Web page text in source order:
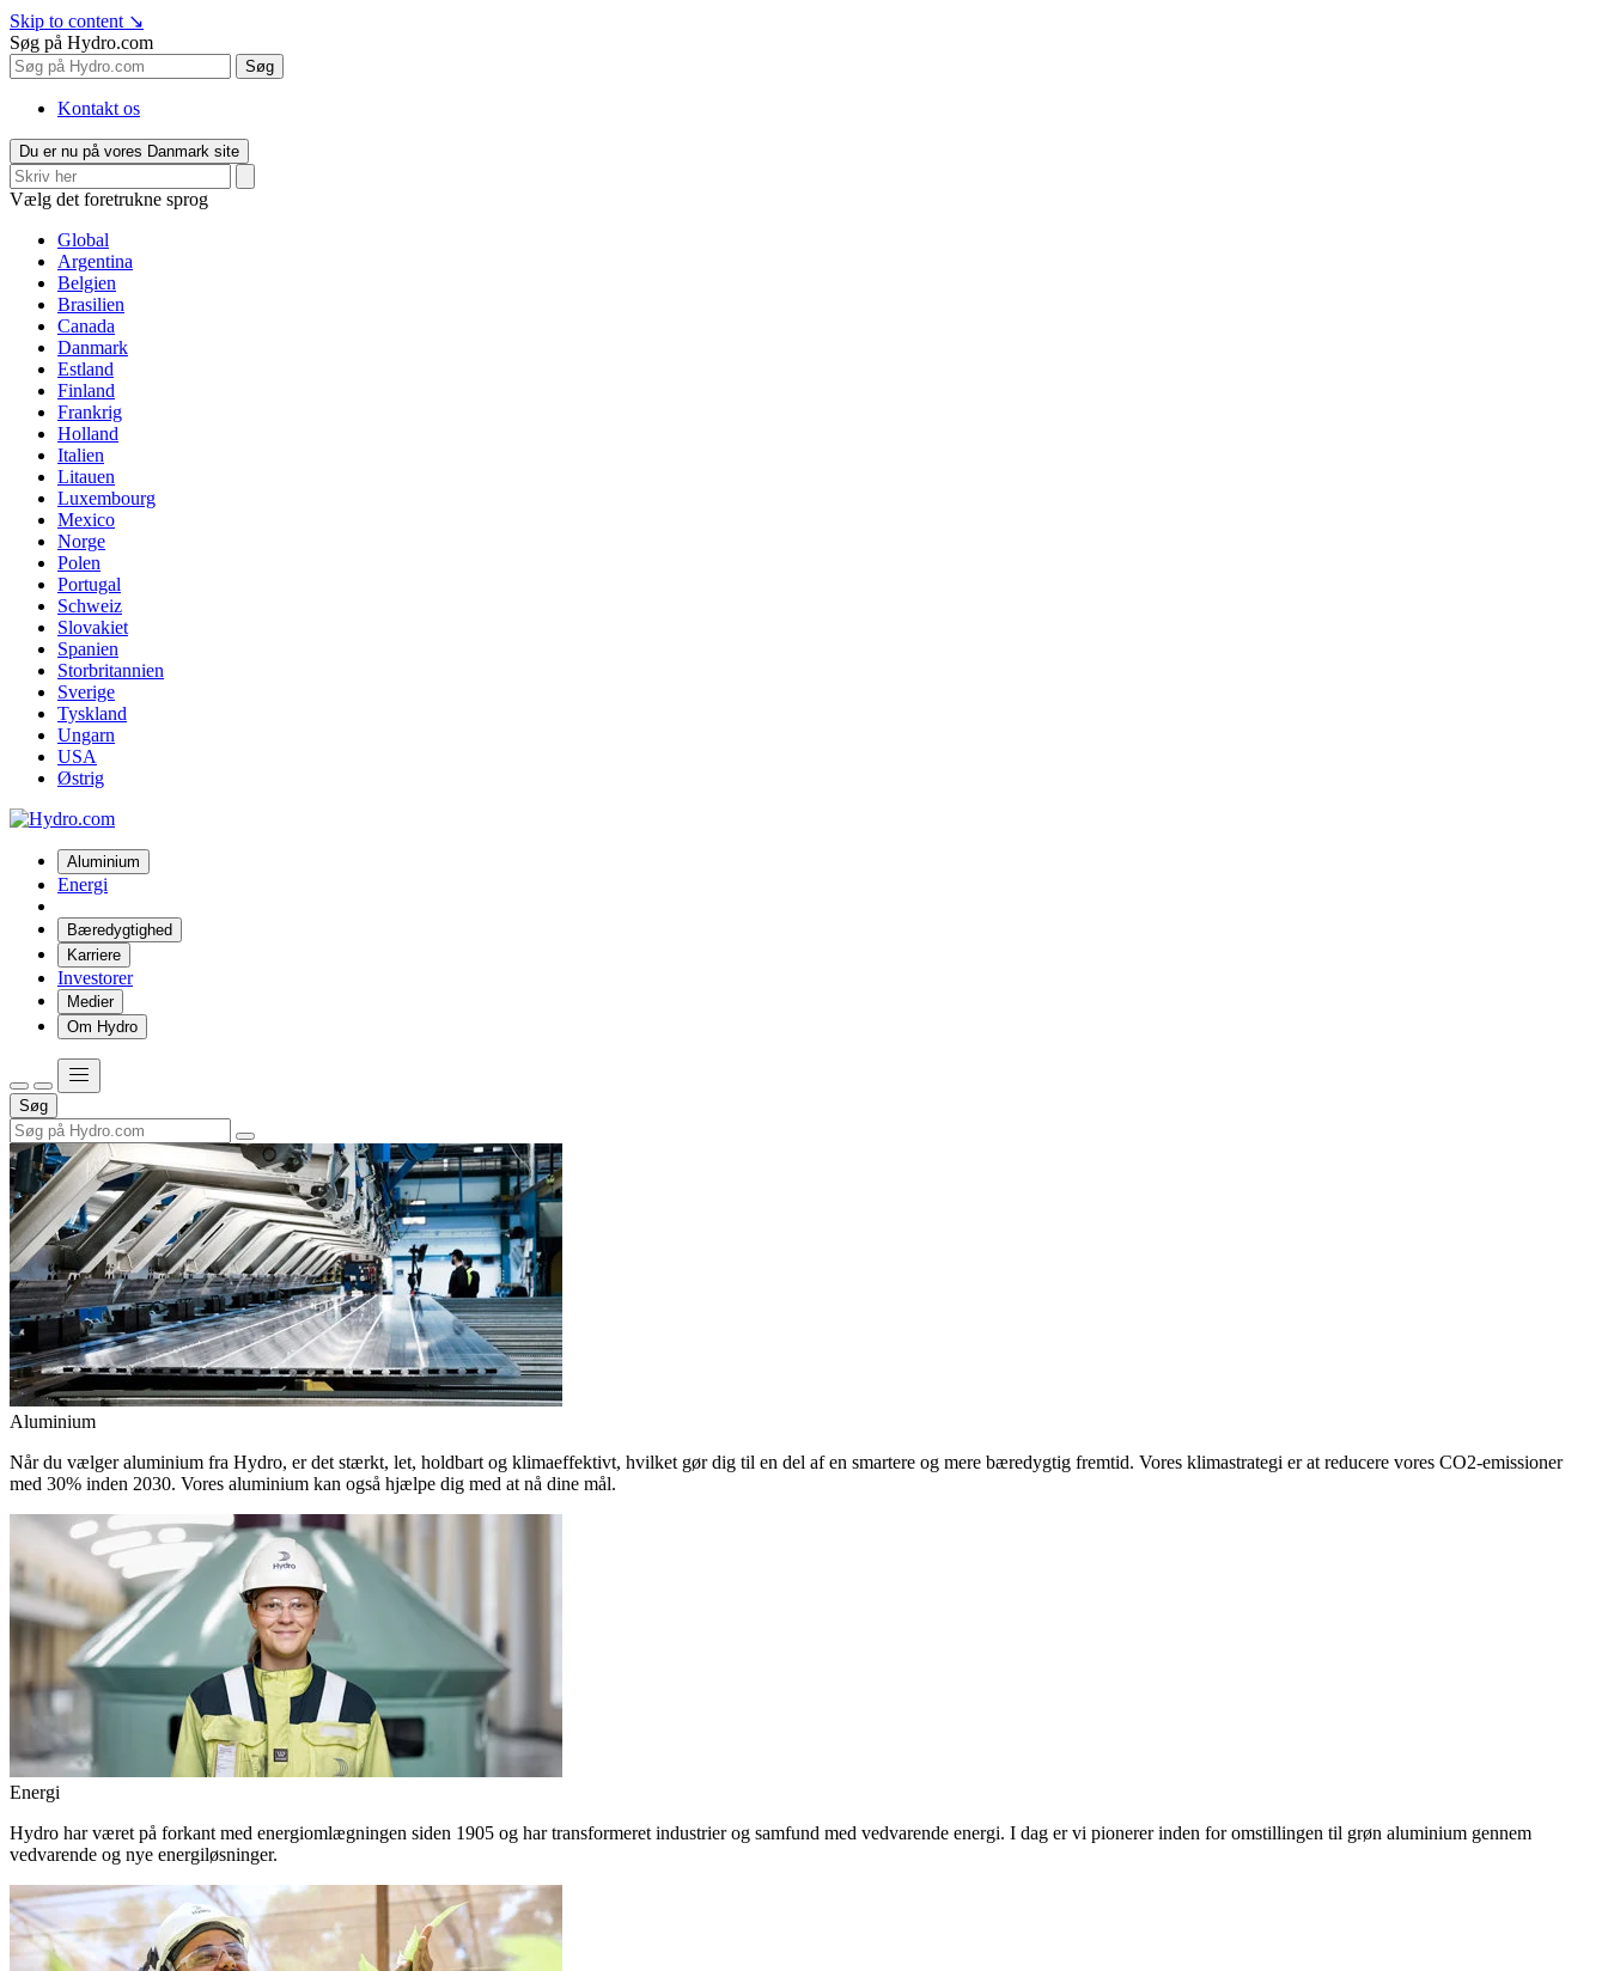
Skip to content ↘
Søg på Hydro.com
Søg
Kontakt os
Du er nu på vores Danmark site
Vælg det foretrukne sprog
Global
Argentina
Belgien
Brasilien
Canada
Danmark
Estland
Finland
Frankrig
Holland
Italien
Litauen
Luxembourg
Mexico
Norge
Polen
Portugal
Schweiz
Slovakiet
Spanien
Storbritannien
Sverige
Tyskland
Ungarn
USA
Østrig
Aluminium
Energi
Bæredygtighed
Karriere
Investorer
Medier
Om Hydro
Søg
Aluminium
Når du vælger aluminium fra Hydro, er det stærkt, let, holdbart og klimaeffektivt, hvilket gør dig til en del af en smartere og mere bæredygtig fremtid. Vores klimastrategi er at reducere vores CO2-emissioner
med 30% inden 2030. Vores aluminium kan også hjælpe dig med at nå dine mål.
Energi
Hydro har været på forkant med energiomlægningen siden 1905 og har transformeret industrier og samfund med vedvarende energi. I dag er vi pionerer inden for omstillingen til grøn aluminium gennem
vedvarende og nye energiløsninger.